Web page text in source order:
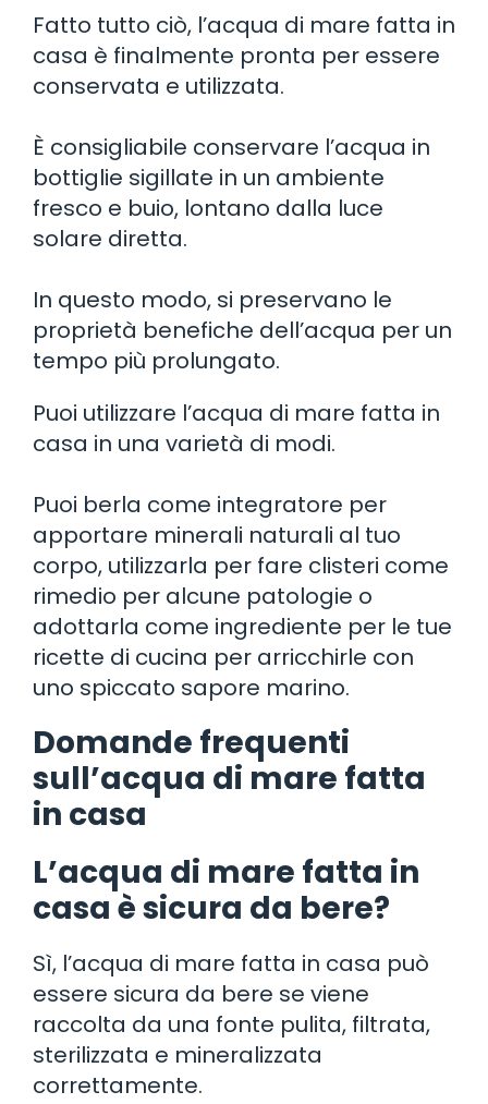
Fatto tutto ciò, l’acqua di mare fatta in
casa è finalmente pronta per essere
conservata e utilizzata.
È consigliabile conservare l’acqua in
bottiglie sigillate in un ambiente
fresco e buio, lontano dalla luce
solare diretta.
In questo modo, si preservano le
proprietà benefiche dell’acqua per un
tempo più prolungato.
Puoi utilizzare l’acqua di mare fatta in
casa in una varietà di modi.
Puoi berla come integratore per
apportare minerali naturali al tuo
corpo, utilizzarla per fare clisteri come
rimedio per alcune patologie o
adottarla come ingrediente per le tue
ricette di cucina per arricchirle con
uno spiccato sapore marino.
Domande frequenti
sull’acqua di mare fatta
in casa
L’acqua di mare fatta in
casa è sicura da bere?
Sì, l’acqua di mare fatta in casa può
essere sicura da bere se viene
raccolta da una fonte pulita, filtrata,
sterilizzata e mineralizzata
correttamente.